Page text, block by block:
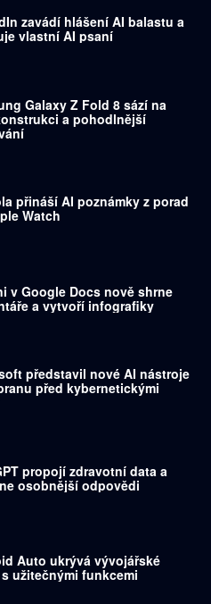
zavádí hlášení AI balastu a
vlastní AI psaní
Galaxy Z Fold 8 sází na
a pohodlnější
přináší AI poznámky z porad
Watch
v Google Docs nově shrne
a vytvoří infografiky
představil nové AI nástroje
před kybernetickými
propojí zdravotní data a
osobnější odpovědi
Auto ukrývá vývojářské
užitečnými funkcemi